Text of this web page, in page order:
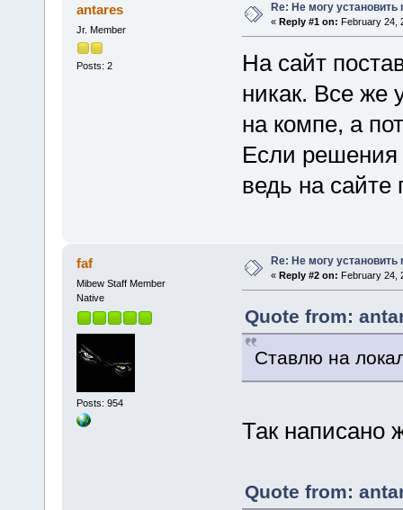
antares
Jr. Member
Posts: 2
Re: Не могу установить
« Reply #1 on: February 24,
На сайт
никак. Все же
на компе, а
Если решения
ведь на сайте
faf
Mibew Staff Member
Native
Posts: 954
Re: Не могу установить
« Reply #2 on: February 24,
Quote from:
Ставлю на
Так написано
Quote from: